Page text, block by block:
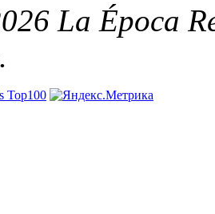
La Época